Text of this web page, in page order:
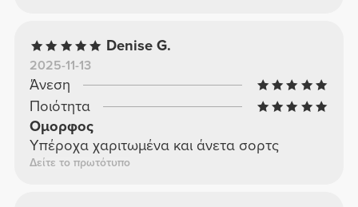
Denise G.
2025-11-13
Άνεση
Ποιότητα
Ομορφος
Υπέροχα χαριτωμένα και άνετα σορτς
Δείτε το πρωτότυπο